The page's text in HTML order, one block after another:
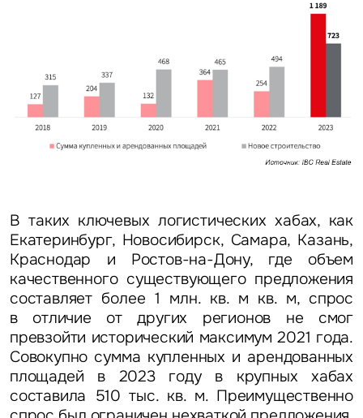
В таких ключевых логистических хабах, как
Екатеринбург, Новосибирск, Самара, Казань,
Краснодар и Ростов-на-Дону, где объем
качественного существующего предложения
составляет более 1 млн. кв. м кв. м, спрос
в отличие от других регионов не смог
превзойти исторический максимум 2021 года.
Совокупно сумма купленных и арендованных
площадей в 2023 году в крупных хабах
составила 510 тыс. кв. м. Преимущественно